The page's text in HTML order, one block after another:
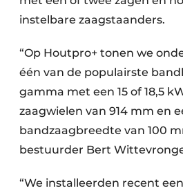
instelbare zaagstaanders.
“Op Houtpro+ tonen we
één van de populairste
gamma met een 15 of 18,5
zaagwielen van 914 mm en
bandzaagbreedte van 100
bestuurder Bert
“We installeerden recent